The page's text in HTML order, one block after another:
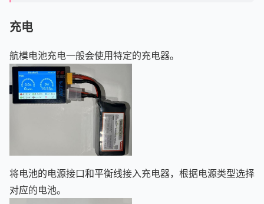
充电
航模电池充电一般会使用特定的充电器。
将电池的电源接口和平衡线接入充电器，根据电源类型选择
对应的电池。